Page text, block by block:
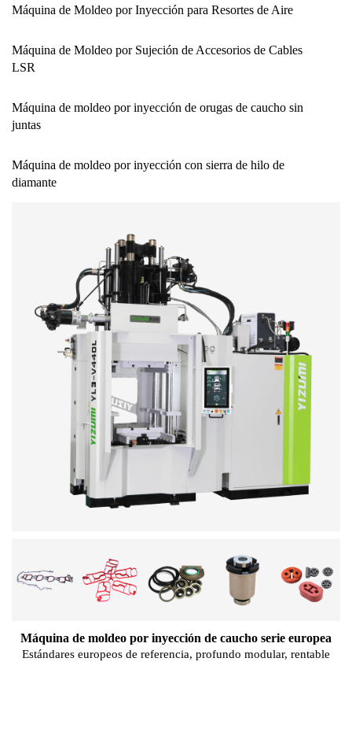
Máquina de Moldeo por Inyección para Resortes de Aire
Máquina de Moldeo por Sujeción de Accesorios de Cables
LSR
Máquina de moldeo por inyección de orugas de caucho sin
juntas
Máquina de moldeo por inyección con sierra de hilo de
diamante
Máquina de moldeo por inyección de caucho serie europea
Estándares europeos de referencia, profundo modular, rentable